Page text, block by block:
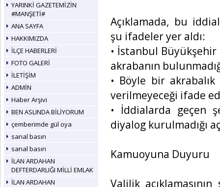
YARINKİ GAZETEMİZİN
#MANŞETİ#
ANA SAYFA
HAKKIMIZDA
İLÇE HABERLERİ
FOTO GALERİ
İLETİŞİM
ADMİN
Haber Arşivi
BEN ASLINDA BİLİYORUM
çemberimde gül oya
sanal basın
sanal basın
İLAN ARDAHAN
DEFTERDARLIĞI MİLLİ EMLAK
İLAN ARDAHAN
Açıklamada, bu
şu ifadeler yer aldı:
• İstanbul
akrabanın
• Böyle bir
verilmeyeceği ifade
• İddialarda geçen
diyalog kurulmadığı
Kamuoyuna Duyuru
Valilik